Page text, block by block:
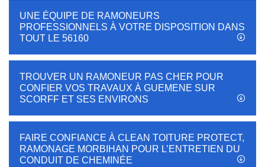
UNE ÉQUIPE DE RAMONEURS
PROFESSIONNELS À VOTRE DISPOSITION DANS
TOUT LE 56160
TROUVER UN RAMONEUR PAS CHER POUR
CONFIER VOS TRAVAUX À GUEMENE SUR
SCORFF ET SES ENVIRONS
FAIRE CONFIANCE À CLEAN TOITURE PROTECT,
RAMONAGE MORBIHAN POUR L’ENTRETIEN DU
CONDUIT DE CHEMINÉE